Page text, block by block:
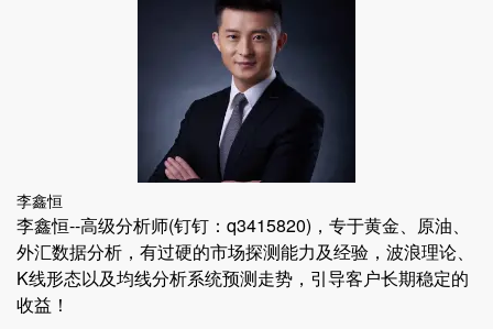
李鑫恒
李鑫恒--高级分析师(钉钉：q3415820)，专于黄金、原油、
外汇数据分析，有过硬的市场探测能力及经验，波浪理论、
K线形态以及均线分析系统预测走势，引导客户长期稳定的
收益！